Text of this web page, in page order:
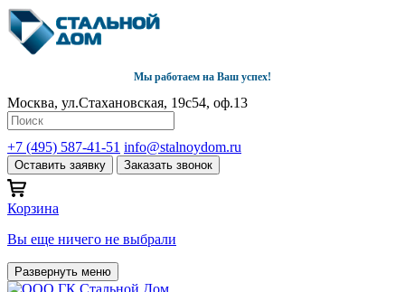
Мы работаем на Ваш успех!
Москва, ул.Стахановская, 19с54, оф.13
+7 (495) 587-41-51 info@stalnoydom.ru
Оставить заявку Заказать звонок
Корзина
Вы еще ничего не выбрали
Развернуть меню